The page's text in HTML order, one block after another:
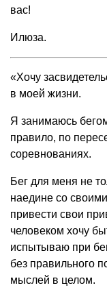
вас!
Илюза.
«Хочу
в моей жизни.
Я занимаюсь
правило, по
соревнованиях.
Бег для меня не
наедине со
привести свои
человеком хочу
испытываю при
без правильного
мыслей в целом.